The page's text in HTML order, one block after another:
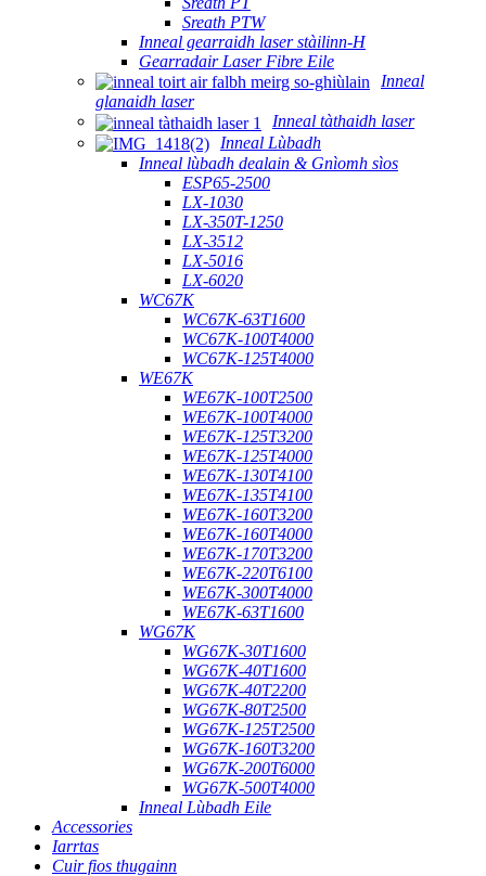
Sreath PTW
Inneal gearraidh laser stàilinn-H
Gearradair Laser Fibre Eile
Inneal
glanaidh laser
Inneal tàthaidh laser
Inneal Lùbadh
Inneal lùbadh dealain & Gnìomh sìos
ESP65-2500
LX-1030
LX-350T-1250
LX-3512
LX-5016
LX-6020
WC67K
WC67K-63T1600
WC67K-100T4000
WC67K-125T4000
WE67K
WE67K-100T2500
WE67K-100T4000
WE67K-125T3200
WE67K-125T4000
WE67K-130T4100
WE67K-135T4100
WE67K-160T3200
WE67K-160T4000
WE67K-170T3200
WE67K-220T6100
WE67K-300T4000
WE67K-63T1600
WG67K
WG67K-30T1600
WG67K-40T1600
WG67K-40T2200
WG67K-80T2500
WG67K-125T2500
WG67K-160T3200
WG67K-200T6000
WG67K-500T4000
Inneal Lùbadh Eile
Accessories
Iarrtas
Cuir fios thugainn